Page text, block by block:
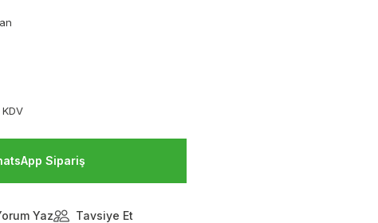
KDV
Sipariş
Yaz
Tavsiye Et